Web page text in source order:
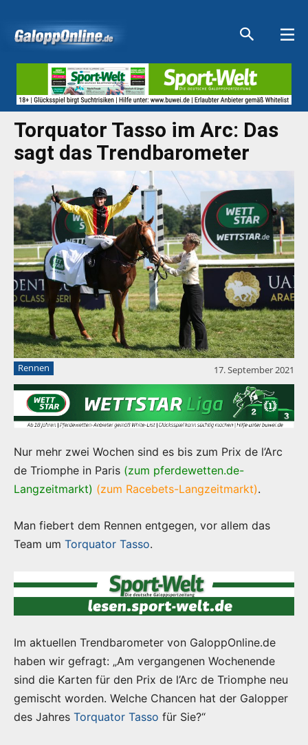
Torquator Tasso im Arc: Das
sagt das Trendbarometer
Rennen 17. September 2021
Nur mehr zwei Wochen sind es bis zum Prix de l’Arc
de Triomphe in Paris (zum pferdewetten.de-
Langzeitmarkt) (zum Racebets-Langzeitmarkt).
Man fiebert dem Rennen entgegen, vor allem das
Team um Torquator Tasso.
Im aktuellen Trendbarometer von GaloppOnline.de
haben wir gefragt: „Am vergangenen Wochenende
sind die Karten für den Prix de l’Arc de Triomphe neu
gemischt worden. Welche Chancen hat der Galopper
des Jahres Torquator Tasso für Sie?“